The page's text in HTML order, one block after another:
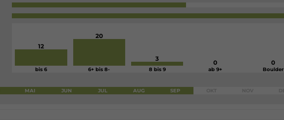
12
bis 6
20
6+ bis 8-
3
8 bis 9
0
ab 9+
0
Boulder
MAI JUN JUL AUG SEP